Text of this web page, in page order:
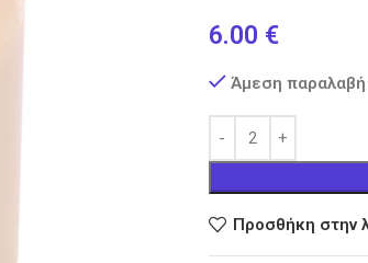
6.00 €
Άμεση
Προσθήκη στην